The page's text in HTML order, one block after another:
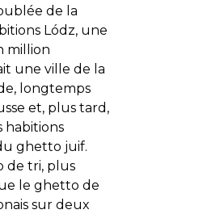
de la
Lódz, une
million
une ville de la
longtemps
et, plus tard,
habitions
ghetto juif.
de tri, plus
le ghetto de
sur deux